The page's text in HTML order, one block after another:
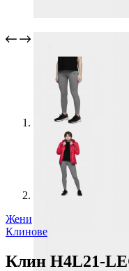
Жени
Клинове
Клин H4L21-